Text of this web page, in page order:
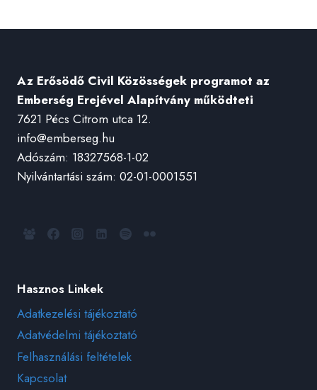
Az Erősödő Civil Közösségek programot az
Emberség Erejével Alapítvány működteti
7621 Pécs Citrom utca 12.
info@emberseg.hu
Adószám: 18327568-1-02
Nyilvántartási szám: 02-01-0001551
Hasznos Linkek
Adatkezelési tájékoztató
Adatvédelmi tájékoztató
Felhasználási feltételek
Kapcsolat